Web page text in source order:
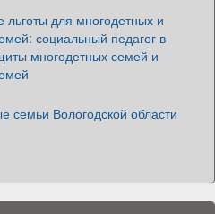
для многодетных и
социальный педагог в
многодетных семей и
семьи Вологодской области